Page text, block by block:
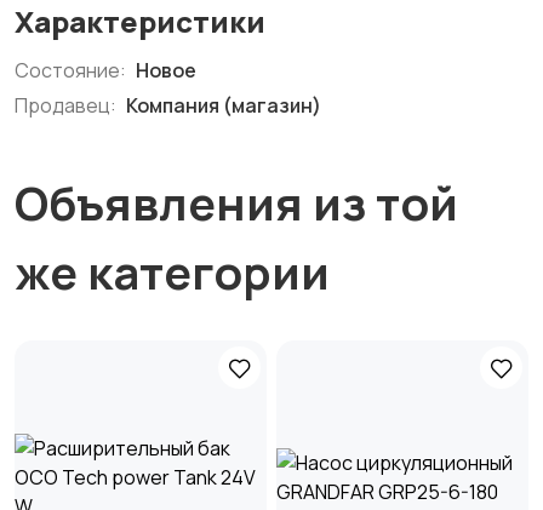
Характеристики
Состояние: Новое
Продавец: Компания (магазин)
Объявления из той
же категории